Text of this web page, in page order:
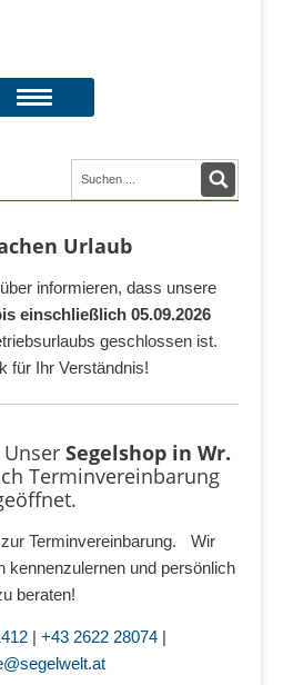
Urlaub
informieren, dass unsere
einschließlich 05.09.2026
geschlossen ist.
für Ihr Verständnis!
Unser Segelshop in Wr.
Terminvereinbarung
Terminvereinbarung. Wir
kennenzulernen und persönlich
beraten!
| +43 2622 28074 |